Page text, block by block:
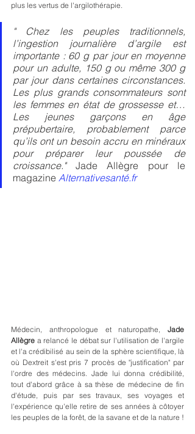
plus les vertus de l'argilothérapie.
" Chez les peuples traditionnels,
l’ingestion journalière d’argile est
importante : 60 g par jour en moyenne
pour un adulte, 150 g ou même 300 g
par jour dans certaines circonstances.
Les plus grands consommateurs sont
les femmes en état de grossesse et…
Les jeunes garçons en âge
prépubertaire, probablement parce
qu’ils ont un besoin accru en minéraux
pour préparer leur poussée de
croissance." Jade Allègre pour le
magazine Alternativesanté.fr
Médecin, anthropologue et naturopathe, Jade
Allègre a relancé le débat sur l'utilisation de l'argile
et l'a crédibilisé au sein de la sphère scientifique, là
où Dextreit s'est pris 7 procès de "justification" par
l'ordre des médecins. Jade lui donna crédibilité,
tout d'abord grâce à sa thèse de médecine de fin
d'étude, puis par ses travaux, ses voyages et
l'expérience qu'elle retire de ses années à côtoyer
les peuples de la forêt, de la savane et de la nature !